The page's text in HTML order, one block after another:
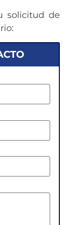
solicitud de